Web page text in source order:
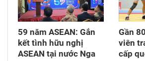
59 năm ASEAN: Gắn
kết tình hữu nghị
ASEAN tại nước Nga
Gần
viên
cấp